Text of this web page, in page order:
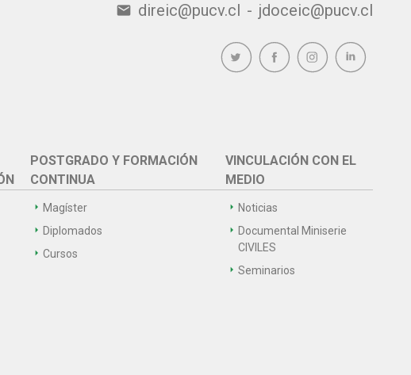
email direic@pucv.cl - jdoceic@pucv.cl
POSTGRADO Y FORMACIÓN
CONTINUA
Magíster
Diplomados
Cursos
VINCULACIÓN CON EL
MEDIO
Noticias
Documental Miniserie
CIVILES
Seminarios